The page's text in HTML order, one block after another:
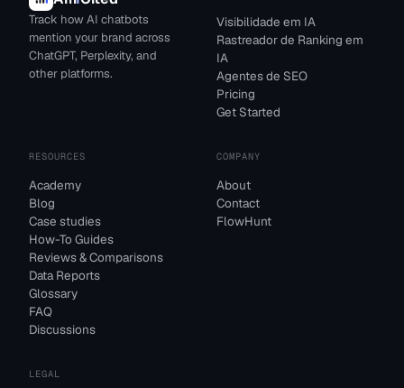
Track how AI chatbots
mention your brand across
ChatGPT, Perplexity, and
other platforms.
Visibilidade em IA
Rastreador de Ranking em
IA
Agentes de SEO
Pricing
Get Started
RESOURCES
Academy
Blog
Case studies
How-To Guides
Reviews & Comparisons
Data Reports
Glossary
FAQ
Discussions
COMPANY
About
Contact
FlowHunt
LEGAL